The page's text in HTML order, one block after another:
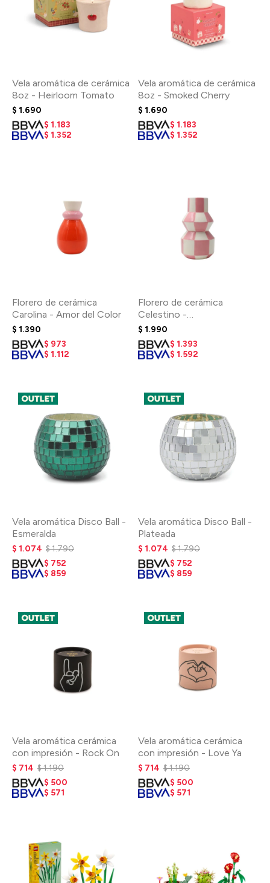
Vela aromática de cerámica
8oz - Heirloom Tomato
$ 1.690
$ 1.183
$ 1.352
Vela aromática de cerámica
8oz - Smoked Cherry
$ 1.690
$ 1.183
$ 1.352
Florero de cerámica
Carolina - Amor del Color
$ 1.390
$ 973
$ 1.112
Florero de cerámica
Celestino -
Squares&Stripes
$ 1.990
$ 1.393
$ 1.592
Vela aromática Disco Ball -
Esmeralda
$ 1.074 $1.790
$ 752
$ 859
Vela aromática Disco Ball -
Plateada
$ 1.074 $1.790
$ 752
$ 859
Vela aromática cerámica
con impresión - Rock On
$ 714 $1.190
$ 500
$ 571
Vela aromática cerámica
con impresión - Love Ya
$ 714 $1.190
$ 500
$ 571